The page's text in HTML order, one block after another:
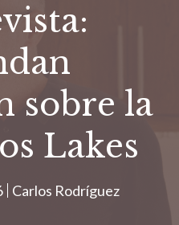
sobre la
Lakes
Carlos Rodríguez